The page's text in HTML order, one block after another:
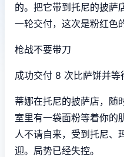
的。把它带到托尼的披萨
一轮交付，这次是粉红色
枪战不要带刀
成功交付 8 次比萨饼并等
蒂娜在托尼的披萨店，随
室里有一袋面粉等着你的
人不请自来，受到托尼
迎。局势已经失控。